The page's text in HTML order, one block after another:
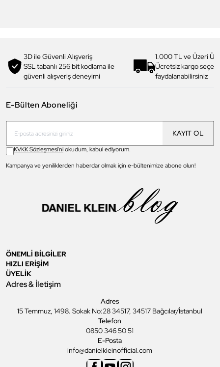
3D ile Güvenli Alışveriş
SSL tabanlı 256 bit kodlama ile
güvenli alışveriş deneyimi
1.000 TL ve Üzeri
Ücretsiz kargo
faydalanabilirsiniz
E-Bülten Aboneliği
KAYIT OL
KVKK Sözleşmesi'niokudum, kabul ediyorum.
Kampanya ve yeniliklerden haberdar olmak için e-bültenimize abone olun!
ÖNEMLİ BİLGİLER
HIZLI ERİŞİM
ÜYELİK
Adres & İletişim
Adres
15 Temmuz, 1498. Sokak No:28 34517, 34517 Bağcılar/İstanbul
Telefon
0850 346 50 51
E-Posta
info@danielkleinofficial.com